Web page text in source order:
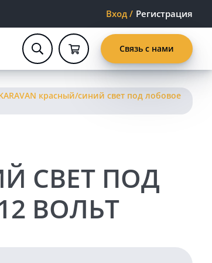
Вход / Регистрация
Связь с нами
красный/синий свет под лобовое
СВЕТ ПОД
ВОЛЬТ